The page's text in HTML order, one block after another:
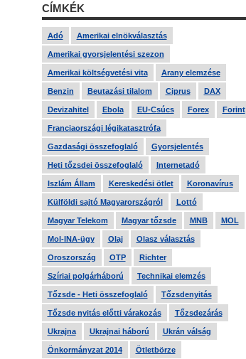
CÍMKÉK
Adó Amerikai elnökválasztás
Amerikai gyorsjelentési szezon
Amerikai költségvetési vita Arany elemzése
Benzin Beutazási tilalom Ciprus DAX
Devizahitel Ebola EU-Csúcs Forex Forint
Franciaországi légikatasztrófa
Gazdasági összefoglaló Gyorsjelentés
Heti tőzsdei összefoglaló Internetadó
Iszlám Állam Kereskedési ötlet Koronavírus
Külföldi sajtó Magyarországról Lottó
Magyar Telekom Magyar tőzsde MNB MOL
Mol-INA-ügy Olaj Olasz választás
Oroszország OTP Richter
Szíriai polgárháború Technikai elemzés
Tőzsde - Heti összefoglaló Tőzsdenyitás
Tőzsde nyitás előtti várakozás Tőzsdezárás
Ukrajna Ukrajnai háború Ukrán válság
Önkormányzat 2014 Ötletbörze